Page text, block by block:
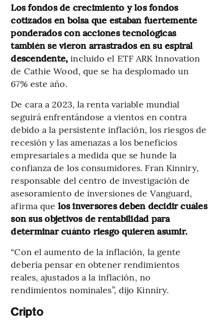
Los fondos de crecimiento y los fondos
cotizados en bolsa que estaban fuertemente
ponderados con acciones tecnológicas
también se vieron arrastrados en su espiral
descendente, incluido el ETF ARK Innovation
de Cathie Wood, que se ha desplomado un
67% este año.
De cara a 2023, la renta variable mundial
seguirá enfrentándose a vientos en contra
debido a la persistente inflación, los riesgos de
recesión y las amenazas a los beneficios
empresariales a medida que se hunde la
confianza de los consumidores. Fran Kinniry,
responsable del centro de investigación de
asesoramiento de inversiones de Vanguard,
afirma que los inversores deben decidir cuáles
son sus objetivos de rentabilidad para
determinar cuánto riesgo quieren asumir.
“Con el aumento de la inflación, la gente
debería pensar en obtener rendimientos
reales, ajustados a la inflación, no
rendimientos nominales”, dijo Kinniry.
Cripto